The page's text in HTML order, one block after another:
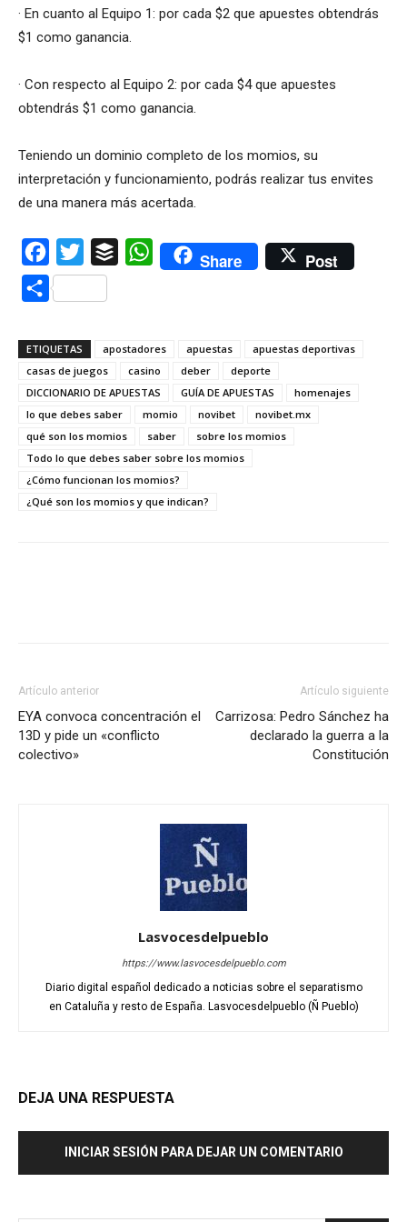
· En cuanto al Equipo 1: por cada $2 que apuestes obtendrás
$1 como ganancia.
· Con respecto al Equipo 2: por cada $4 que apuestes
obtendrás $1 como ganancia.
Teniendo un dominio completo de los momios, su
interpretación y funcionamiento, podrás realizar tus envites
de una manera más acertada.
Facebook
Twitter Buffer WhatsAppShare Post
Compartir
ETIQUETAS apostadores apuestas
apuestas deportivas
casas de juegos
casino deber
deporte
DICCIONARIO DE APUESTAS
GUÍA DE APUESTAS
homenajes
lo que debes saber
momio novibet
novibet.mx
qué son los momios
saber
sobre los momios
Todo lo que debes saber sobre los momios
¿Cómo funcionan los momios?
¿Qué son los momios y que indican?
Artículo anterior
EYA convoca concentración el
13D y pide un «conflicto
colectivo»
Artículo siguiente
Carrizosa: Pedro Sánchez ha
declarado la guerra a la
Constitución
Lasvocesdelpueblo
https://www.lasvocesdelpueblo.com
Diario digital español dedicado a noticias sobre el separatismo
en Cataluña y resto de España. Lasvocesdelpueblo (Ñ Pueblo)
DEJA UNA RESPUESTA
INICIAR SESIÓN PARA DEJAR UN COMENTARIO